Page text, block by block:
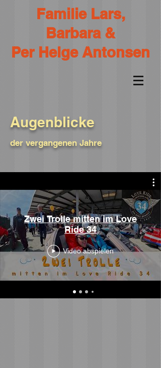
Familie Lars,
Barbara &
Per Helge Antonsen
Augenblicke
dervergangenen Jahre
Zwei Trolle mitten im Love
Ride 34
Video abspielen